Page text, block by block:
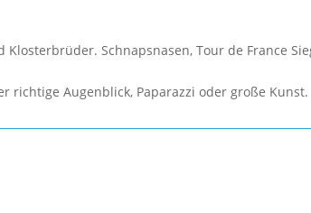
Schnapsnasen, Tour de France
richtige Augenblick, Paparazzi oder große Kunst.